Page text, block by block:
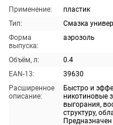
Применение:
пластик
Тип:
Смазка
Форма
выпуска:
аэрозоль
Объём, л:
0.4
EAN-13:
39630
Расширенное
описание:
Быстро и
никотиновые
выгорания,
структуру,